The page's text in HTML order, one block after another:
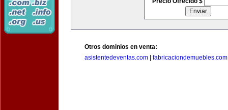
Otros dominios en venta:
asistentedeventas.com
fabricaciondemuebles.com